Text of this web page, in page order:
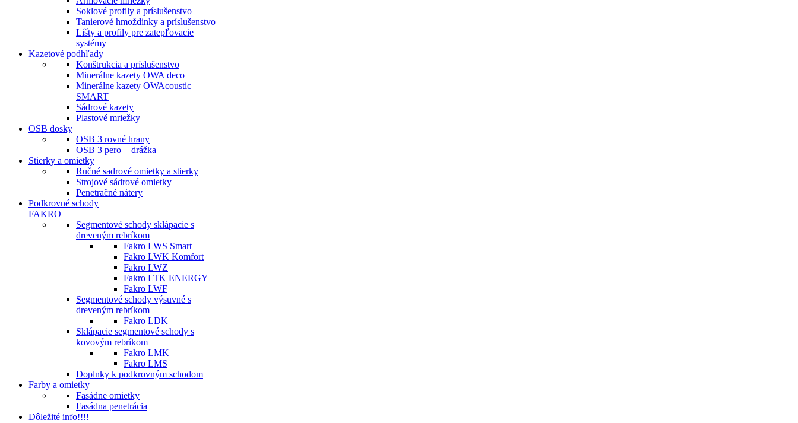
Soklové profily a príslušenstvo
Tanierové hmoždinky a príslušenstvo
Lišty a profily pre zatepľovacie
systémy
Kazetové podhľady
Konštrukcia a príslušenstvo
Minerálne kazety OWA deco
Minerálne kazety OWAcoustic
SMART
Sádrové kazety
Plastové mriežky
OSB dosky
OSB 3 rovné hrany
OSB 3 pero + drážka
Stierky a omietky
Ručné sadrové omietky a stierky
Strojové sádrové omietky
Penetračné nátery
Podkrovné schody
FAKRO
Segmentové schody sklápacie s
dreveným rebríkom
Fakro LWS Smart
Fakro LWK Komfort
Fakro LWZ
Fakro LTK ENERGY
Fakro LWF
Segmentové schody výsuvné s
dreveným rebríkom
Fakro LDK
Sklápacie segmentové schody s
kovovým rebríkom
Fakro LMK
Fakro LMS
Doplnky k podkrovným schodom
Farby a omietky
Fasádne omietky
Fasádna penetrácia
Dôležité info!!!!